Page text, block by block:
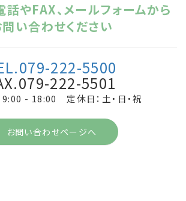
やFAX、メールフォームから
い合わせください
222-5500
222-5501
- 18:00 定休日：土・日・祝
お問い合わせページへ